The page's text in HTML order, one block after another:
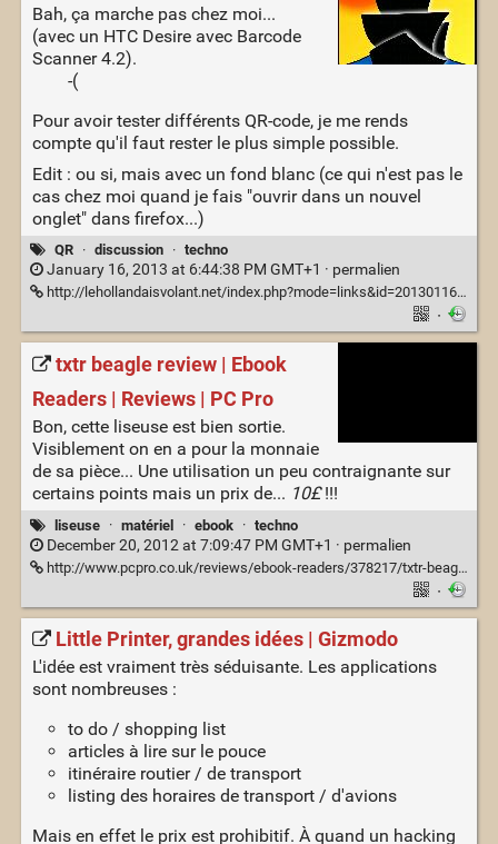
Bah, ça marche pas chez moi...
(avec un HTC Desire avec Barcode
Scanner 4.2).
-(
Pour avoir tester différents QR-code, je me rends
compte qu'il faut rester le plus simple possible.
Edit : ou si, mais avec un fond blanc (ce qui n'est pas le
cas chez moi quand je fais "ouvrir dans un nouvel
onglet" dans firefox...)
QR · discussion · techno
January 16, 2013 at 6:44:38 PM GMT+1 · permalien
http://lehollandaisvolant.net/index.php?mode=links&id=20130116171838
·
txtr beagle review | Ebook
Readers | Reviews | PC Pro
Bon, cette liseuse est bien sortie.
Visiblement on en a pour la monnaie
de sa pièce... Une utilisation un peu contraignante sur
certains points mais un prix de... 10£!!!
liseuse · matériel · ebook · techno
December 20, 2012 at 7:09:47 PM GMT+1 · permalien
http://www.pcpro.co.uk/reviews/ebook-readers/378217/txtr-beagle
·
Little Printer, grandes idées | Gizmodo
L'idée est vraiment très séduisante. Les applications
sont nombreuses :
to do / shopping list
articles à lire sur le pouce
itinéraire routier / de transport
listing des horaires de transport / d'avions
Mais en effet le prix est prohibitif. À quand un hacking